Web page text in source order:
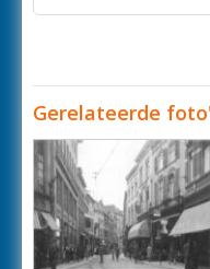
Gerelateerde